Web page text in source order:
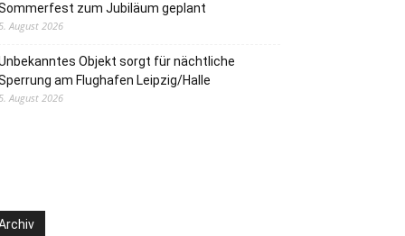
zum Jubiläum geplant
August 2026
Objekt sorgt für nächtliche
am Flughafen Leipzig/Halle
August 2026